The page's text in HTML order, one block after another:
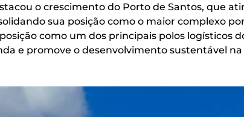
o crescimento do Porto de Santos, que
sua posição como o maior complexo
como um dos principais polos logísticos
e promove o desenvolvimento sustentável na